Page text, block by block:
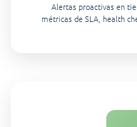
Alertas proactivas en
métricas de SLA, health